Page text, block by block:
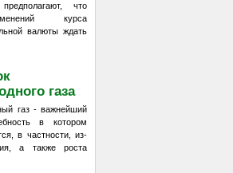
что
курса
валюты ждать
газа
газ - важнейший
в котором
в частности, из-
а также роста